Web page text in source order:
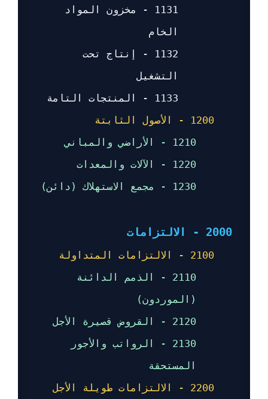
1131 - مخزون المواد
الخام
1132 - إنتاج تحت
التشغيل
1133 - المنتجات التامة
1200 - الأصول الثابتة
1210 - الأراضي والمباني
1220 - الآلات والمعدات
1230 - مجمع الاستهلاك (دائن)
2000 - الالتزامات
2100 - الالتزامات المتداولة
2110 - الذمم الدائنة
(الموردون)
2120 - القروض قصيرة الأجل
2130 - الرواتب والأجور
المستحقة
2200 - الالتزامات طويلة الأجل